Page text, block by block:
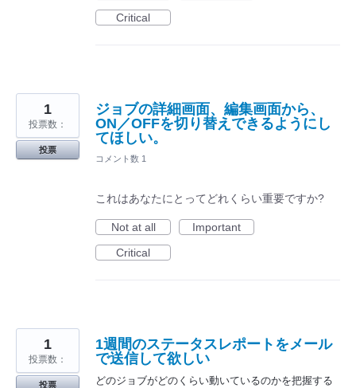
Critical
ジョブの詳細画面、編集画面から、
ON／OFFを切り替えできるようにし
てほしい。
1
投票数：
投票
コメント数 1
これはあなたにとってどれくらい重要ですか?
Not at all
Important
Critical
1週間のステータスレポートをメール
で送信して欲しい
どのジョブがどのくらい動いているのかを把握する
1
投票数：
投票